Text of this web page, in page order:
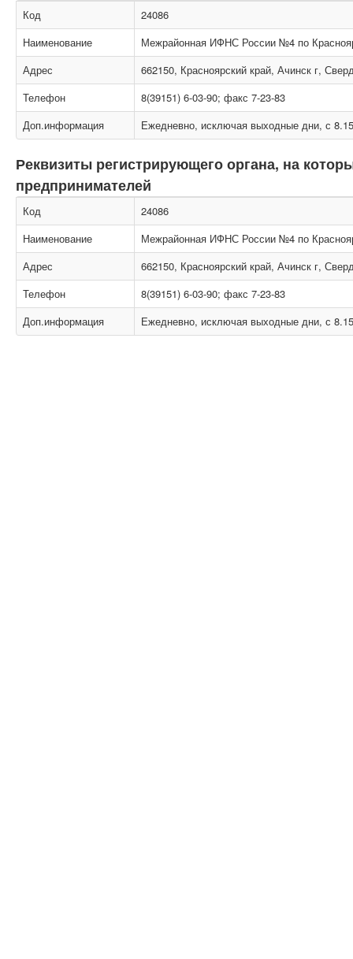
Код
24086
Наименование
Межрайонная ИФНС России №4 по
Адрес
662150, Красноярский край, Ачинск г,
Телефон
8(39151) 6-03-90; факс 7-23-83
Доп.информация
Ежедневно, исключая выходные дни, с
Реквизиты регистрирующего органа, на
предпринимателей
Код
24086
Наименование
Межрайонная ИФНС России №4 по
Адрес
662150, Красноярский край, Ачинск г,
Телефон
8(39151) 6-03-90; факс 7-23-83
Доп.информация
Ежедневно, исключая выходные дни, с